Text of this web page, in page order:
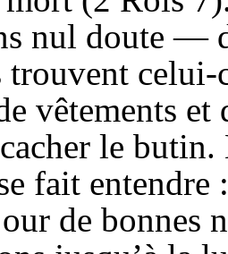
nul doute —
celui-
vêtements et
le
fait
de bonnes